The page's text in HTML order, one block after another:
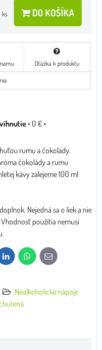
ks DO KOŠÍKA
Otázka k produktu
• 0 €•
rumu a čokolády.
čokolády a rumu
kávy zalejeme 100 ml
Nejedná sa o liek a nie
použitia nemusí
LinkedInWhatsApp
E-
mail
Nealkoholické nápoje